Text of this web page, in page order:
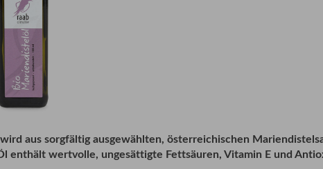
aus sorgfältig ausgewählten, österreichischen
enthält wertvolle, ungesättigte Fettsäuren, Vitamin E und